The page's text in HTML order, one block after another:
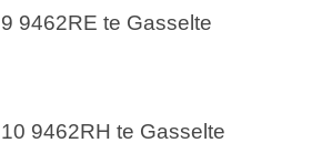
9462RE te Gasselte
9462RH te Gasselte